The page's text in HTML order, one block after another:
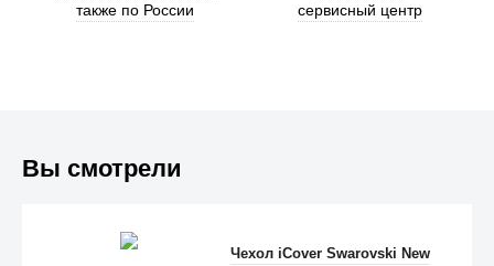
также по России
сервисный центр
Вы смотрели
Чехол iCover Swarovski New